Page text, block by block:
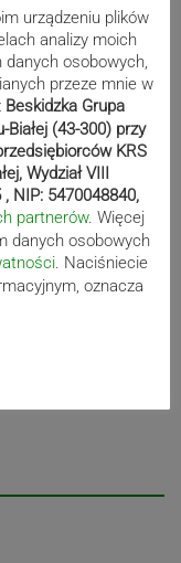
Następny post
urządzeniu plików
analizy moich
osobowych,
przeze mnie w
Beskidzka Grupa
(43-300) przy
KRS
Wydział VIII
NIP: 5470048840,
partnerów. Więcej
danych osobowych
. Naciśniecie
oznacza